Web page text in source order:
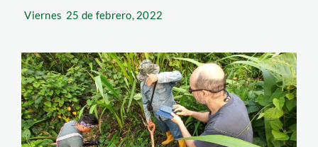
Viernes 25 de febrero, 2022